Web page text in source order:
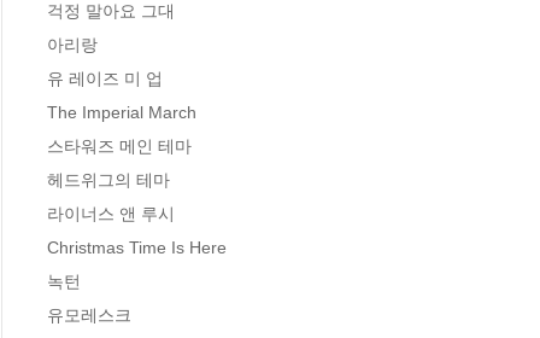
걱정 말아요 그대
아리랑
유 레이즈 미 업
The Imperial March
스타워즈 메인 테마
헤드위그의 테마
라이너스 앤 루시
Christmas Time Is Here
녹턴
유모레스크